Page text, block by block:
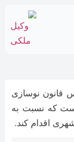
اساس قانون نوسازی
که نسبت به
اقدام کند.